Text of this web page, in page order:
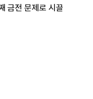
금전 문제로 시끌